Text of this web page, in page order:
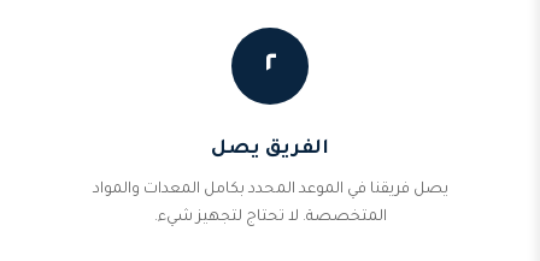
٢
الفريق يصل
يصل فريقنا في الموعد المحدد بكامل المعدات والمواد
المتخصصة. لا تحتاج لتجهيز شيء.